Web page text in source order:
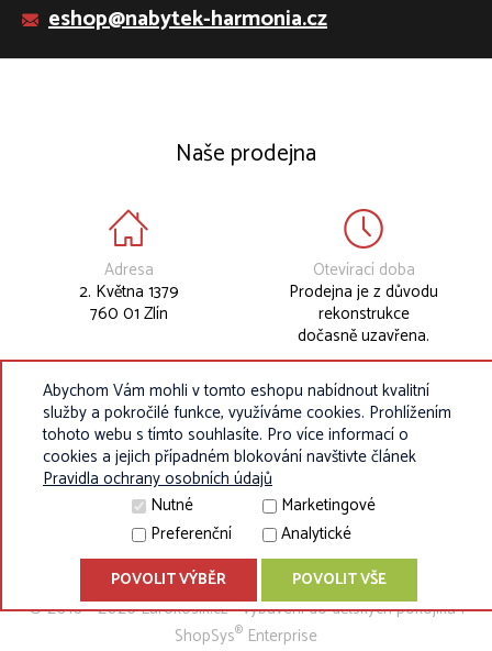
eshop@nabytek-harmonia.cz
Naše prodejna
Adresa
2. Května 1379
760 01 Zlín
Otevírací doba
Prodejna je z důvodu
rekonstrukce
dočasně uzavřena.
© 2010 - 2026 Eurokosik.cz - vybavení do dětských pokojíků |
ShopSys® Enterprise
Abychom Vám mohli v tomto eshopu nabídnout kvalitní
služby a pokročilé funkce, využíváme cookies. Prohlížením
tohoto webu s tímto souhlasíte. Pro více informací o
cookies a jejich případném blokování navštivte článek
Pravidla ochrany osobních údajů
Nutné
Marketingové
Preferenční
Analytické
POVOLIT VÝBĚR POVOLIT VŠE